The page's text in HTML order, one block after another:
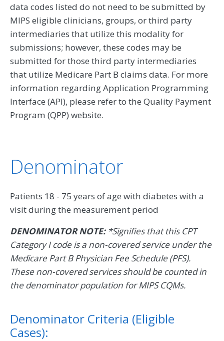
data codes listed do not need to be submitted by
MIPS eligible clinicians, groups, or third party
intermediaries that utilize this modality for
submissions; however, these codes may be
submitted for those third party intermediaries
that utilize Medicare Part B claims data. For more
information regarding Application Programming
Interface (API), please refer to the Quality Payment
Program (QPP) website.
Denominator
Patients 18 - 75 years of age with diabetes with a
visit during the measurement period
DENOMINATOR NOTE:*Signifies that this CPT
Category I code is a non-covered service under the
Medicare Part B Physician Fee Schedule (PFS).
These non-covered services should be counted in
the denominator population for MIPS CQMs.
Denominator Criteria (Eligible
Cases):